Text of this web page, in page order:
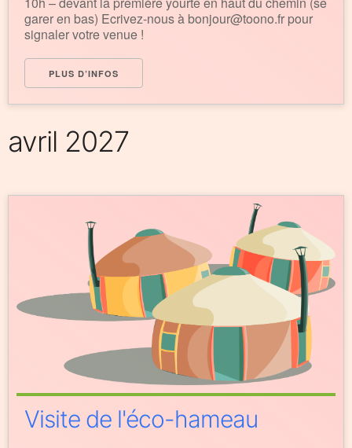
garer en bas) Ecrivez-nous à bonjour@toono.fr pour
signaler votre venue !
PLUS D’INFOS
avril 2027
Visite de l'éco-hameau